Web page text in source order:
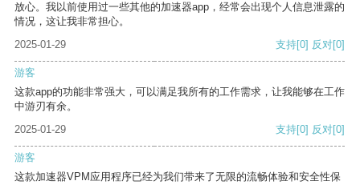
放心。我以前使用过一些其他的加速器app，经常会出现个人信息泄露的
情况，这让我非常担心。
2025-01-29
支持[0] 反对[0]
游客
这款app的功能非常强大，可以满足我所有的工作需求，让我能够在工作
中游刃有余。
2025-01-29
支持[0] 反对[0]
游客
这款加速器VPM应用程序已经为我们带来了无限的流畅体验和安全性保